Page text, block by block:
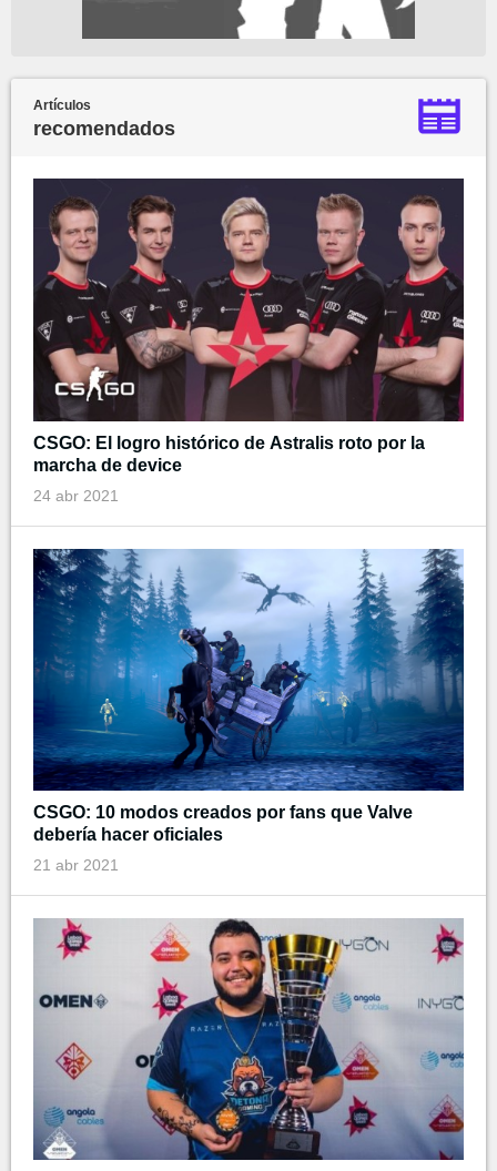
Artículos
recomendados
CSGO: El logro histórico de Astralis roto por la
marcha de device
24 abr 2021
CSGO: 10 modos creados por fans que Valve
debería hacer oficiales
21 abr 2021